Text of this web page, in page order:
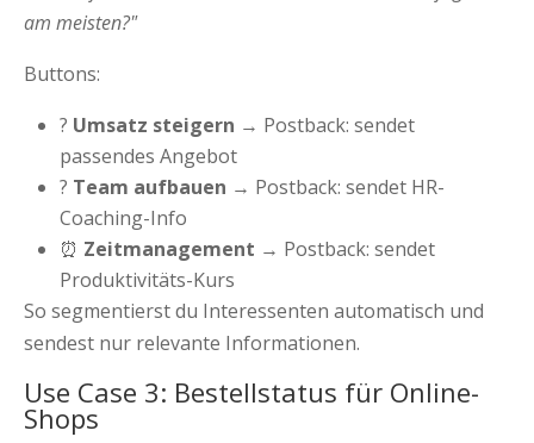
am meisten?"
Buttons:
? Umsatz steigern → Postback: sendet
passendes Angebot
? Team aufbauen → Postback: sendet HR-
Coaching-Info
⏰ Zeitmanagement → Postback: sendet
Produktivitäts-Kurs
So segmentierst du Interessenten automatisch und
sendest nur relevante Informationen.
Use Case 3: Bestellstatus für Online-
Shops